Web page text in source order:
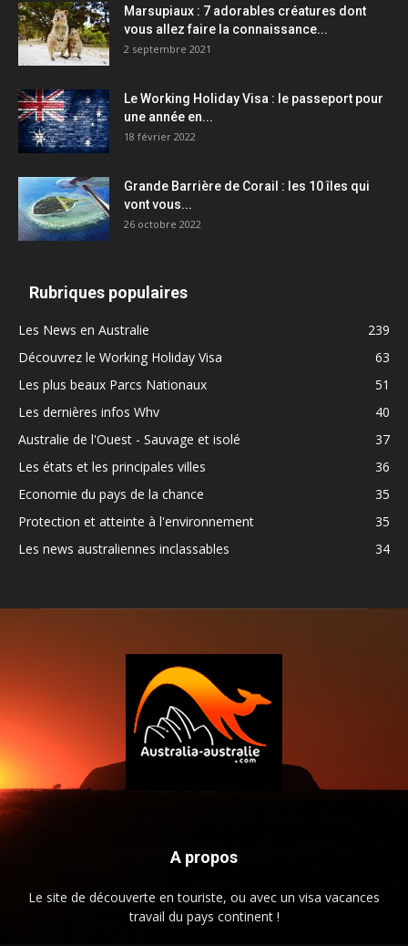
Marsupiaux : 7 adorables créatures dont
vous allez faire la connaissance...
2 septembre 2021
Le Working Holiday Visa : le passeport pour
une année en...
18 février 2022
Grande Barrière de Corail : les 10 îles qui
vont vous...
26 octobre 2022
Rubriques populaires
Les News en Australie
239
Découvrez le Working Holiday Visa
63
Les plus beaux Parcs Nationaux
51
Les dernières infos Whv
40
Australie de l'Ouest - Sauvage et isolé
37
Les états et les principales villes
36
Economie du pays de la chance
35
Protection et atteinte à l'environnement
35
Les news australiennes inclassables
34
A propos
Le site de découverte en touriste, ou avec un visa vacances
travail du pays continent !